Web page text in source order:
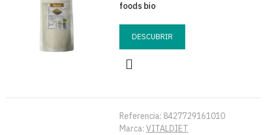
foods bio
DESCUBRIR
Referencia: 8427729161010
Marca:VITALDIET